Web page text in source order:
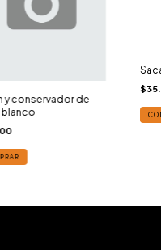
y conservador de